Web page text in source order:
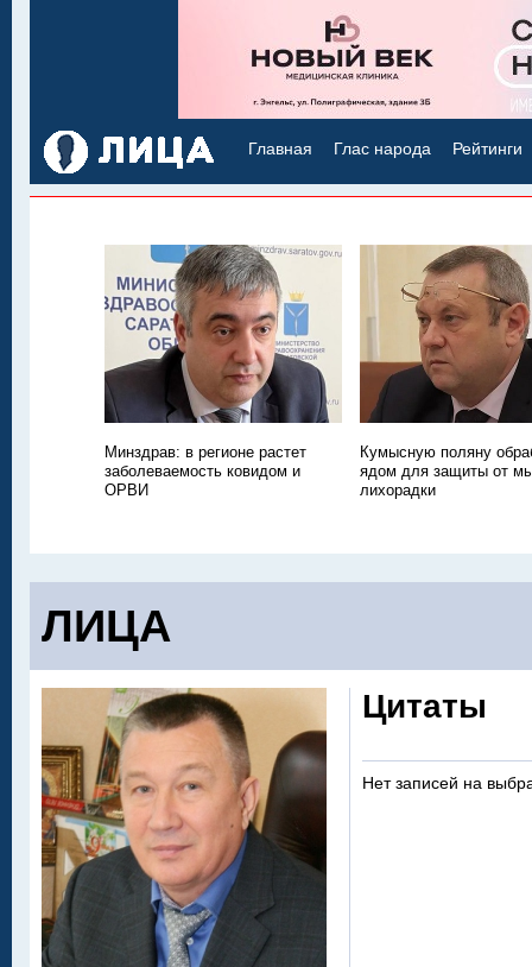
Главная Глас народа Рейтинги
Минздрав: в регионе растет
заболеваемость ковидом и
ОРВИ
Кумысную поляну
ядом для защиты от
лихорадки
ЛИЦА
Цитаты
Нет записей на